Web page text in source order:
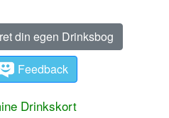
din egen Drinksbog
Feedback
Drinkskort